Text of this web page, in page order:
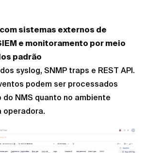
sistemas externos de
e monitoramento por meio
padrão
syslog, SNMP traps e REST API.
podem ser processados
NMS quanto no ambiente
operadora.